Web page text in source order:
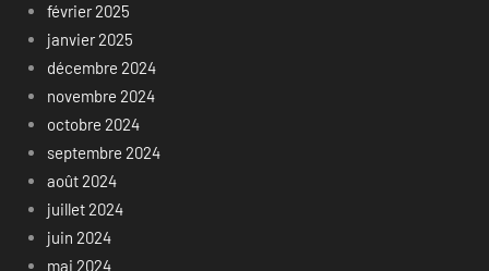
février 2025
janvier 2025
décembre 2024
novembre 2024
octobre 2024
septembre 2024
août 2024
juillet 2024
juin 2024
mai 2024